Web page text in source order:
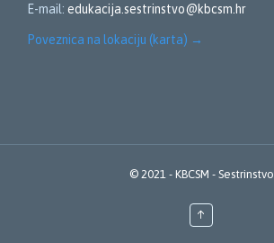
E-mail: edukacija.sestrinstvo@kbcsm.hr
Poveznica na lokaciju (karta) →
© 2021 - KBCSM - Sestrinstvo
↑